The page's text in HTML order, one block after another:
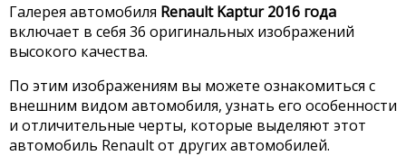
Галерея автомобиля Renault Kaptur 2016 года
включает в себя 36 оригинальных изображений
высокого качества.
По этим изображениям вы можете ознакомиться с
внешним видом автомобиля, узнать его особенности
и отличительные черты, которые выделяют этот
автомобиль Renault от других автомобилей.